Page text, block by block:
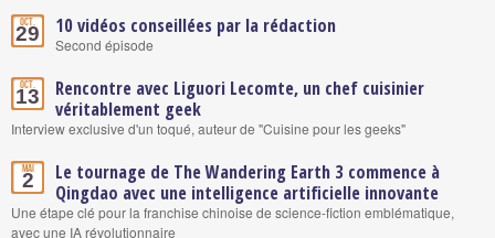
Oct.
29 10 vidéos conseillées par la rédaction
Second épisode
Oct.
13
Rencontre avec Liguori Lecomte, un chef cuisinier
véritablement geek
Interview exclusive d'un toqué, auteur de "Cuisine pour les geeks"
Mai
2
Le tournage de The Wandering Earth 3 commence à
Qingdao avec une intelligence artificielle innovante
Une étape clé pour la franchise chinoise de science-fiction emblématique,
avec une IA révolutionnaire